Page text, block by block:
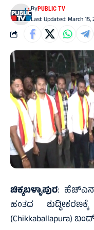
Last Updated: March
ByPUBLIC TV
ಚಿಕ್ಕಬಳ್ಳಾಪುರ: ಹೆಚ್‌ಎನ್
ಹಂತದ
(Chikkaballapura)